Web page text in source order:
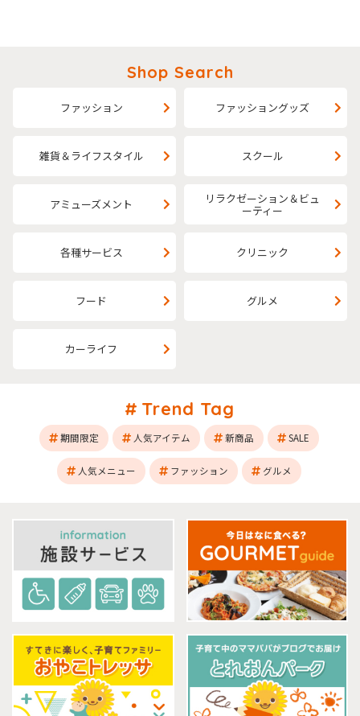
Shop Search
ファッション ファッショングッズ
雑貨＆ライフスタイル スクール
アミューズメント リラクゼーション＆ビュ
ーティー
各種サービス クリニック
フード グルメ
カーライフ
Trend Tag
期間限定 人気アイテム 新商品 SALE
人気メニュー ファッション グルメ